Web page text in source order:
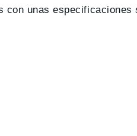
con unas especificaciones